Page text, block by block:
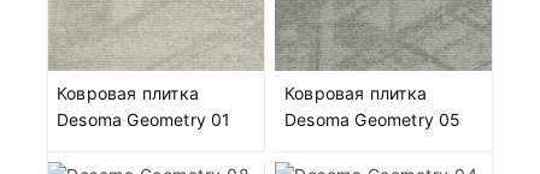
Ковровая плитка
Desoma Geometry 01
Ковровая плитка
Desoma Geometry 05